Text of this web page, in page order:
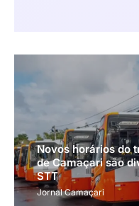
Novos horários do
de Camaçari são
STT
Jornal Camaçari